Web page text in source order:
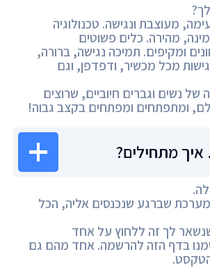
מעוצבת ונגישה. טכנולוגיה
מהירה. כלים פשוטים
ומקיפים. תמיכה נגישה, ברורה,
מכל מכשיר, ודפדפן, וגם
של נשים וגברים חיוביים, שרוצים
ומתפתחים ומפתחים בקצב גבוה!
איך מתחילים?
שברגע שנכנסים אליה, הכל
לך זה ללחוץ על אחד
בדף הזה להרשמה. אחד מהם גם